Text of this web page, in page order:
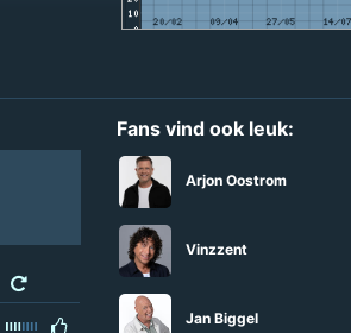
Fans vind ook leuk:
Arjon Oostrom
Vinzzent
Jan Biggel